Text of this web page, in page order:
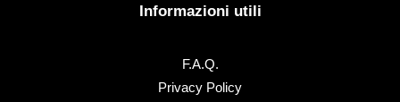
Informazioni utili
F.A.Q.
Privacy Policy